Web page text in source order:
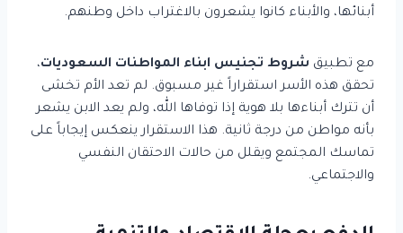
أبنائها، والأبناء كانوا يشعرون بالاغتراب داخل وطنهم.
مع تطبيق شروط تجنيس ابناء المواطنات السعوديات،
تحقق هذه الأسر استقراراً غير مسبوق. لم تعد الأم تخشى
أن تترك أبناءها بلا هوية إذا توفاها الله، ولم يعد الابن يشعر
بأنه مواطن من درجة ثانية. هذا الاستقرار ينعكس إيجاباً على
تماسك المجتمع ويقلل من حالات الاحتقان النفسي
والاجتماعي.